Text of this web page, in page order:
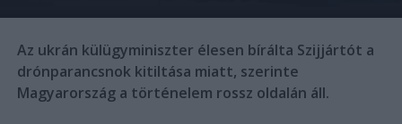
Az ukrán külügyminiszter élesen bírálta Szijjártót a
drónparancsnok kitiltása miatt, szerinte
Magyarország a történelem rossz oldalán áll.